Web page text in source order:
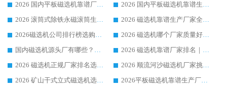
2026 国内平板磁选机靠谱厂家排名 行业实测口碑设备按需选购全指南
2026 国内平板磁选机靠谱生产厂家推荐排名|行业口碑选购指南，领域强者按需选设备
2026 滚筒式除铁永磁滚筒生产厂家推荐排名|行业口碑选购指南，领域强者源头厂商精选
2026 磁选机靠谱生产厂家全梳理 分场景选型行业头部品牌选购参考攻略
2026磁选机公司排行榜选购指南|正规源头厂家推荐，领域强者高性价比靠谱信赖品牌
2026 磁选机哪个厂家质量好？十大靠谱磁电企业排名选购指南
国内磁选机源头厂有哪些？2026 综合实力排名与采购避坑技巧
2026 磁选机靠谱厂家排名｜华体会手机网页版-华体会(中国) 高性价比磁选机磁电品牌
2026 磁选机正规厂家排名选购指南|行业口碑信赖品牌推荐性价比高靠谱磁电企业
2026 顺流河沙磁选机厂家挑选攻略 | 业内口碑龙头企业高性价比品牌推荐
2026 矿山干式立式磁选机选型攻略 梳理深耕磁电装备多年靠谱生产厂商
2026平板磁选机靠谱生产厂家选购指南 行业口碑良好品牌推荐 磁电领域实力强者